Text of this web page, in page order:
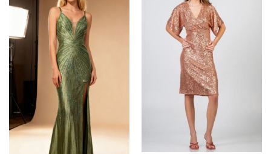
αγαπημένα
αγαπημένα